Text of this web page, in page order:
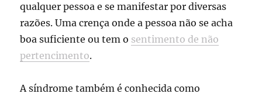
qualquer pessoa e se manifestar por diversas
razões. Uma crença onde a pessoa não se acha
boa suficiente ou tem o sentimento de não
pertencimento.
A síndrome também é conhecida como